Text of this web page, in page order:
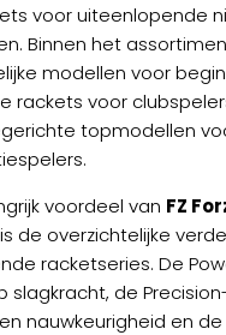
voor uiteenlopende
Binnen het
modellen voor
rackets voor
topmodellen
voordeel van FZ
is de overzichtelijke
racketseries. De
slagkracht, de
nauwkeurigheid en